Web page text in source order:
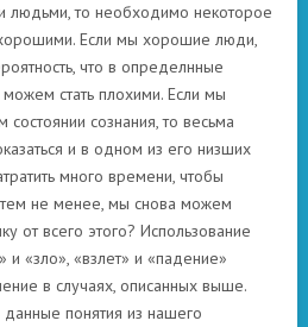
людьми, то необходимо некоторое
Если мы хорошие люди,
что в определнные
стать плохими. Если мы
сознания, то весьма
и в одном из его низших
много времени, чтобы
не менее, мы снова можем
от всего этого? Использование
и «зло», «взлет» и «падение»
в случаях, описанных выше.
понятия из нашего